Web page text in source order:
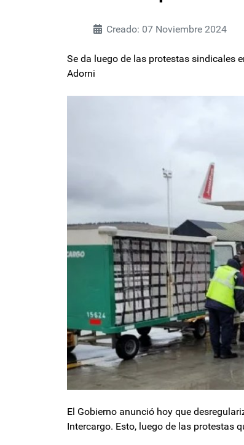
Creado: 07 Noviembre 2024
Se da luego de las protestas sindicales
Adorni
El Gobierno anunció hoy que
Intercargo. Esto, luego de las protestas